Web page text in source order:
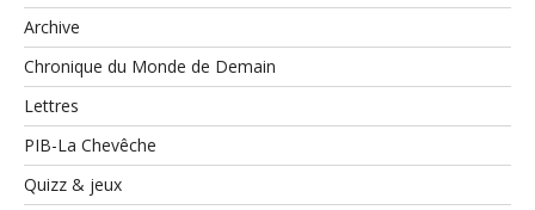
Archive
Chronique du Monde de Demain
Lettres
PIB-La Chevêche
Quizz & jeux